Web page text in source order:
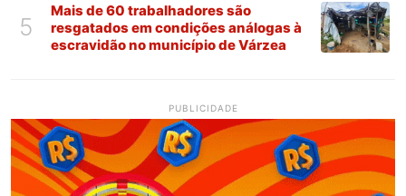
5
Mais de 60 trabalhadores são
resgatados em condições análogas à
escravidão no município de Várzea
PUBLICIDADE